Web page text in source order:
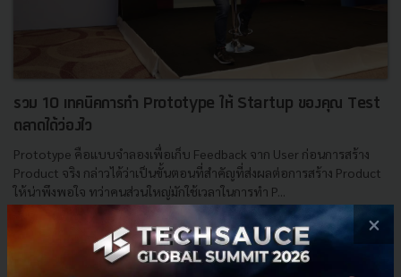
รวม 10 เทคนิคการทำ Prototype ให้ Startup ของคุณ Test
ตลาดได้ว่องไว
Prototype คือแบบจำลองเพื่อเก็บ Feedback จาก User ก่อนการสร้าง
Product จริง กล่าวได้ว่าเป็นขั้นตอนที่สำคัญที่ส่งผลต่อการสร้าง Product
ให้น่าพึงพอใจ ทว่าคนส่วนใหญ่มักใช้เวลาในการทำ P...
Techsauce Team
development
×